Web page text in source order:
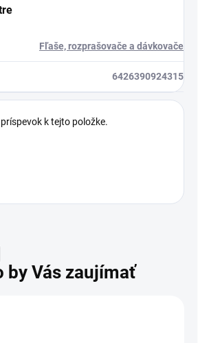
Fľaše, rozprašovače a dávkovače
6426390924315
k tejto položke.
by Vás zaujímať